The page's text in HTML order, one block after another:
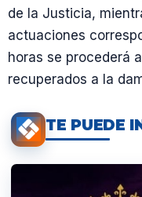
de la Justicia,
actuaciones
horas se procederá
recuperados a la
TE PUEDE